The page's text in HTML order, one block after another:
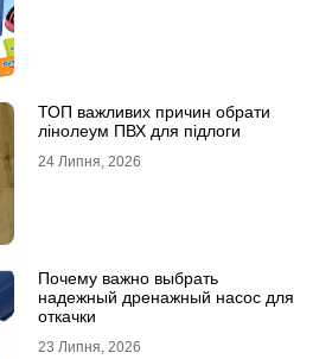
ТОП важливих причин обрати
лінолеум ПВХ для підлоги
24 Липня, 2026
Почему важно выбрать
надежный дренажный насос для
откачки
23 Липня, 2026